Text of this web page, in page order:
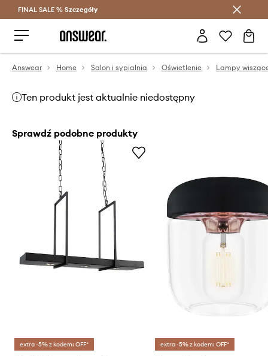
Oszczędzaj z Answear Club >
FINAL SALE % Szczegóły
Answear Home Salon i sypialnia Oświetlenie Lampy
Ten produkt jest aktualnie niedostępny
Sprawdź podobne produkty
extra -5% z kodem: OFF* extra -5% z kodem: OFF*